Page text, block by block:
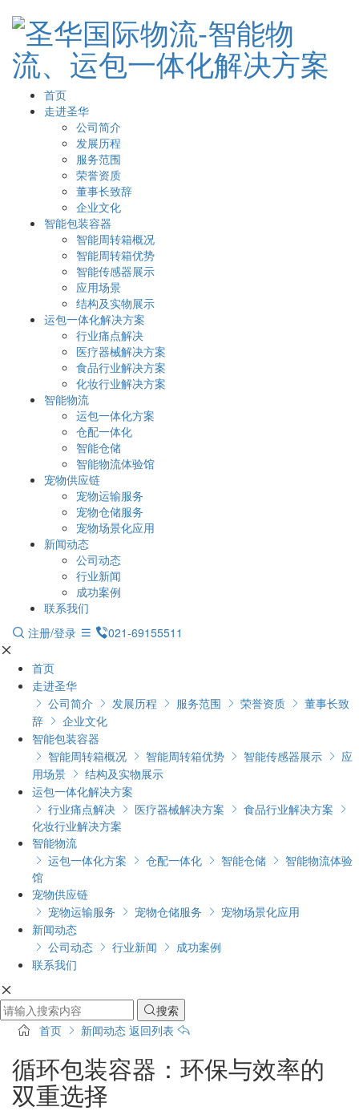
首页
走进圣华
公司简介
发展历程
服务范围
荣誉资质
董事长致辞
企业文化
智能包装容器
智能周转箱概况
智能周转箱优势
智能传感器展示
应用场景
结构及实物展示
运包一体化解决方案
行业痛点解决
医疗器械解决方案
食品行业解决方案
化妆行业解决方案
智能物流
运包一体化方案
仓配一体化
智能仓储
智能物流体验馆
宠物供应链
宠物运输服务
宠物仓储服务
宠物场景化应用
新闻动态
公司动态
行业新闻
成功案例
联系我们
注册/登录
021-69155511
首页
走进圣华
 公司简介  发展历程  服务范围  荣誉资质  董事长致
辞
 企业文化
智能包装容器
 智能周转箱概况  智能周转箱优势  智能传感器展示 
应
用场景
 结构及实物展示
运包一体化解决方案
 行业痛点解决  医疗器械解决方案  食品行业解决方案 
化妆行业解决方案
智能物流
 运包一体化方案  仓配一体化  智能仓储 
智能物流体验
馆
宠物供应链
 宠物运输服务  宠物仓储服务 
宠物场景化应用
新闻动态
 公司动态  行业新闻 
成功案例
联系我们

搜索
首页
新闻动态 返回列表
循环包装容器：环保与效率的
双重选择